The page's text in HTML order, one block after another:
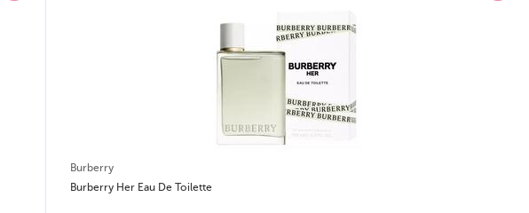
Burberry
Burberry Her Eau De Toilette